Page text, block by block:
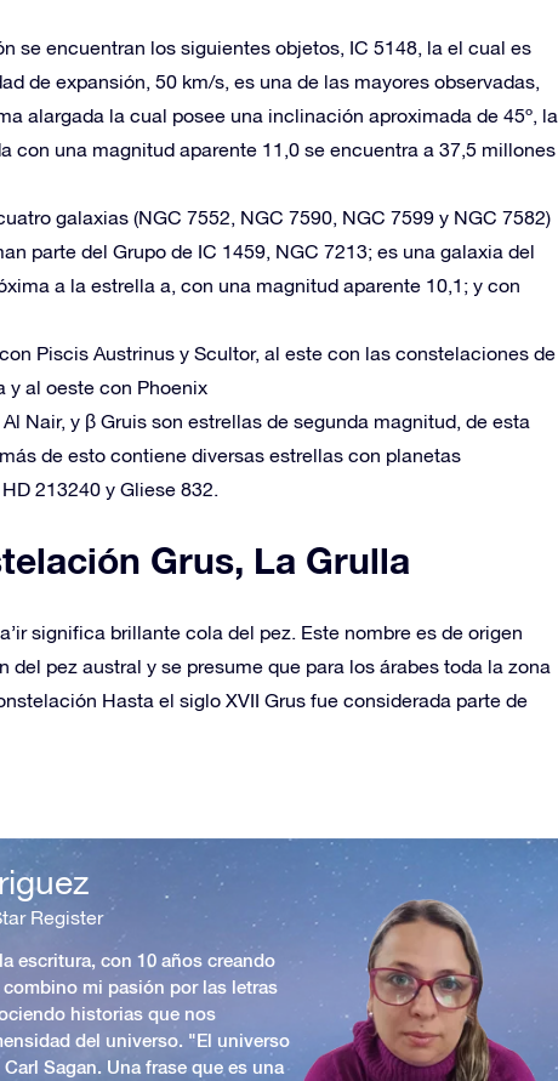
se encuentran los siguientes objetos, IC 5148, la el cual es
de expansión, 50 km/s, es una de las mayores observadas,
alargada la cual posee una inclinación aproximada de 45º, la
con una magnitud aparente 11,0 se encuentra a 37,5 millones
galaxias (NGC 7552, NGC 7590, NGC 7599 y NGC 7582)
parte del Grupo de IC 1459, NGC 7213; es una galaxia del
a la estrella a, con una magnitud aparente 10,1; y con
Piscis Austrinus y Scultor, al este con las constelaciones de
y al oeste con Phoenix
Nair, y β Gruis son estrellas de segunda magnitud, de esta
de esto contiene diversas estrellas con planetas
213240 y Gliese 832.
Grus, La Grulla
significa brillante cola del pez. Este nombre es de origen
pez austral y se presume que para los árabes toda la zona
Hasta el siglo XVII Grus fue considerada parte de
Register
escritura, con 10 años creando
mi pasión por las letras
historias que nos
del universo. "El universo
Sagan. Una frase que es una